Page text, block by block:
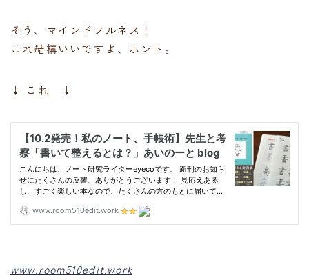
そう、マインドフルネス！
これ結構いいですよ、ホント。
↓ これ ↓
www.room510edit.work